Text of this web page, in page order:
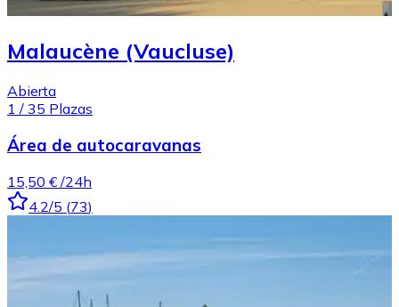
Malaucène (Vaucluse)
Abierta
1 / 35 Plazas
Área de autocaravanas
15,50 € /24h
4.2/5 (73)